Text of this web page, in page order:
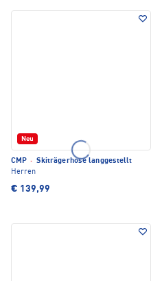
Neu
CMP · Skiträgerhose langgestellt
Herren
€ 139,99